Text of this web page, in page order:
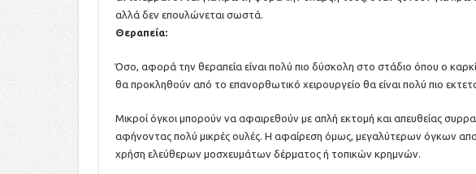
αλλά δεν επουλώνεται σωστά.
Θεραπεία:
Όσο, αφορά την θεραπεία είναι πολύ πιο δύσκολη στο στάδιο όπου ο
θα προκληθούν από το επανορθωτικό χειρουργείο θα είναι πολύ πιο
Μικροί όγκοι μπορούν να αφαιρεθούν με απλή εκτομή και απευθείας
αφήνοντας πολύ μικρές ουλές. Η αφαίρεση όμως, μεγαλύτερων όγκων
χρήση ελεύθερων μοσχευμάτων δέρματος ή τοπικών κρημνών.